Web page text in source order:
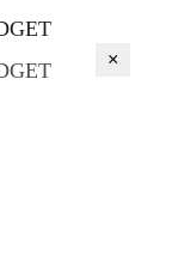
×